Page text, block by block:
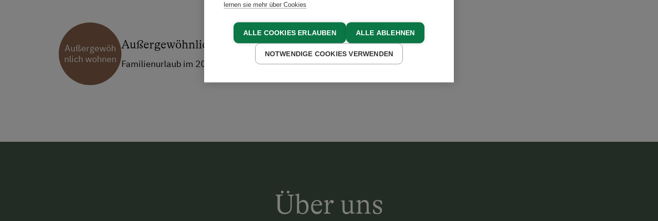
Außergewöh
nlich wohnen
Außergewöhnlich Wohnen
Familienurlaub im 200 Jahre alten Tradksten
Über uns
lernen sie mehr über Cookies
ALLE COOKIES ERLAUBEN ALLE ABLEHNEN
NOTWENDIGE COOKIES VERWENDEN